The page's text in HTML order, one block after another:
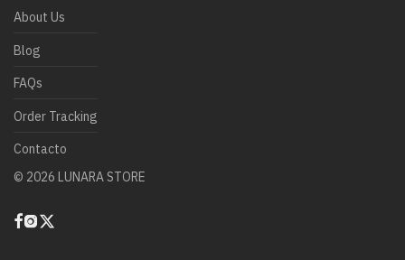
About Us
Blog
FAQs
Order Tracking
Contacto
© 2026 LUNARA STORE